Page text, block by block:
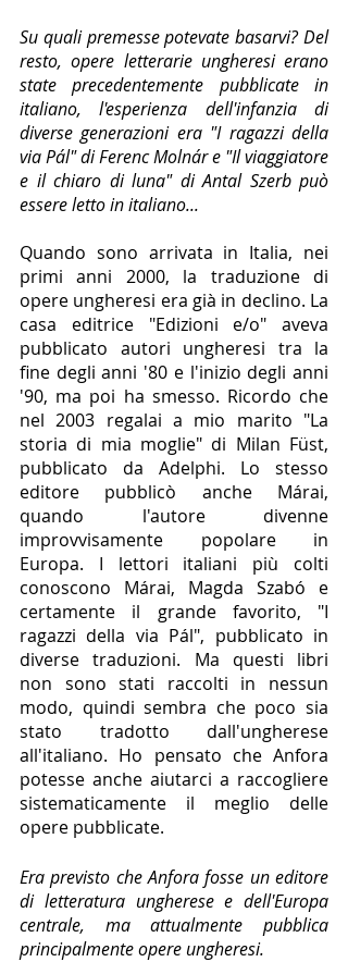
Su quali premesse potevate basarvi? Del
resto, opere letterarie ungheresi erano
state precedentemente pubblicate in
italiano, l'esperienza dell'infanzia di
diverse generazioni era "I ragazzi della
via Pál" di Ferenc Molnár e "Il viaggiatore
e il chiaro di luna" di Antal Szerb può
essere letto in italiano...
Quando sono arrivata in Italia, nei
primi anni 2000, la traduzione di
opere ungheresi era già in declino. La
casa editrice "Edizioni e/o" aveva
pubblicato autori ungheresi tra la
fine degli anni '80 e l'inizio degli anni
'90, ma poi ha smesso. Ricordo che
nel 2003 regalai a mio marito "La
storia di mia moglie" di Milan Füst,
pubblicato da Adelphi. Lo stesso
editore pubblicò anche Márai,
quando l'autore divenne
improvvisamente popolare in
Europa. I lettori italiani più colti
conoscono Márai, Magda Szabó e
certamente il grande favorito, "I
ragazzi della via Pál", pubblicato in
diverse traduzioni. Ma questi libri
non sono stati raccolti in nessun
modo, quindi sembra che poco sia
stato tradotto dall'ungherese
all'italiano. Ho pensato che Anfora
potesse anche aiutarci a raccogliere
sistematicamente il meglio delle
opere pubblicate.
Era previsto che Anfora fosse un editore
di letteratura ungherese e dell'Europa
centrale, ma attualmente pubblica
principalmente opere ungheresi.